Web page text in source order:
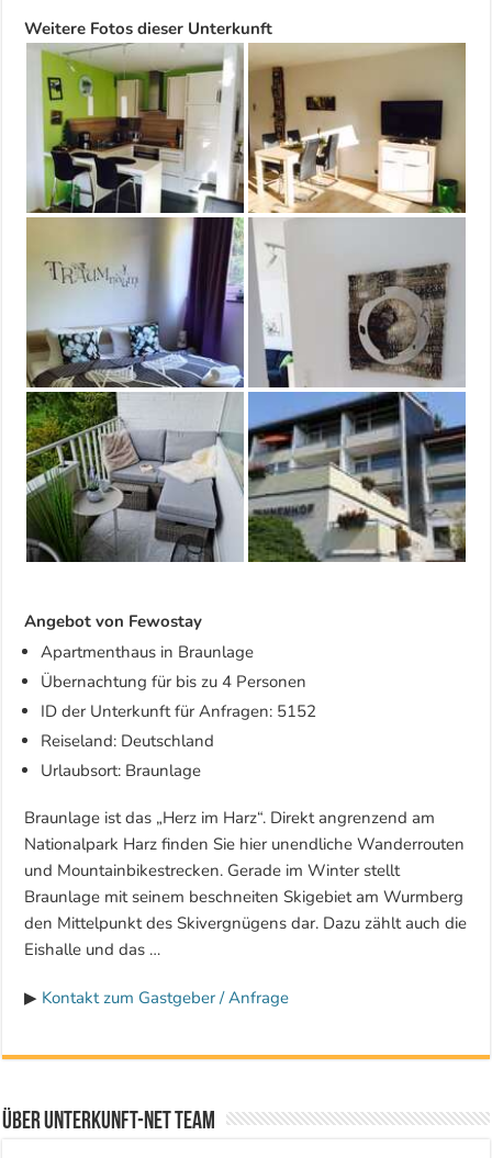
Weitere Fotos dieser Unterkunft
Angebot von Fewostay
Apartmenthaus in Braunlage
Übernachtung für bis zu 4 Personen
ID der Unterkunft für Anfragen: 5152
Reiseland: Deutschland
Urlaubsort: Braunlage
Braunlage ist das „Herz im Harz“. Direkt angrenzend am
Nationalpark Harz finden Sie hier unendliche Wanderrouten
und Mountainbikestrecken. Gerade im Winter stellt
Braunlage mit seinem beschneiten Skigebiet am Wurmberg
den Mittelpunkt des Skivergnügens dar. Dazu zählt auch die
Eishalle und das …
▶ Kontakt zum Gastgeber / Anfrage
Über Unterkunft-NET Team